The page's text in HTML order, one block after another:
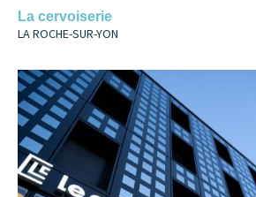
La cervoiserie
LA ROCHE-SUR-YON